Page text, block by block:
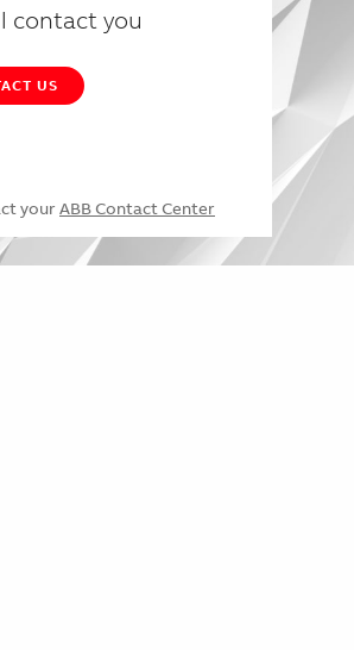
contact you
US
your ABB Contact Center